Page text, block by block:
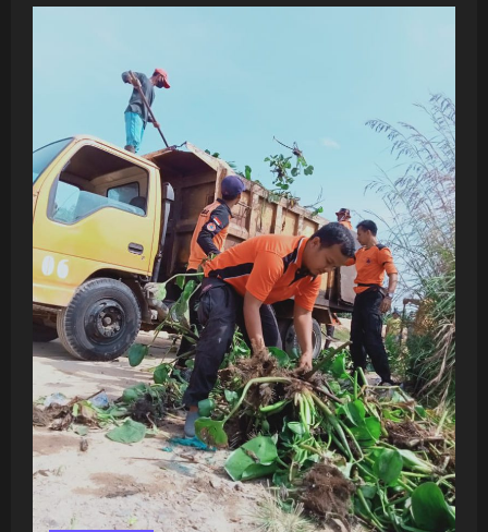
KESEHATAN
BERSAMA
POLRES
TANJUNGBALAI
DALAM
RANGKA
PENCEGAHAN
PENYEBARAN
COVID
19
KOTA
TANJUNGBALAI